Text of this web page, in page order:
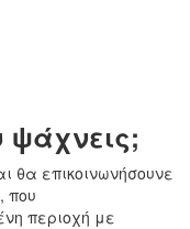
ψάχνεις;
θα επικοινωνήσουνε
που
περιοχή με